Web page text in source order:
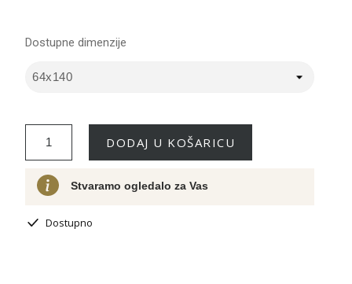
Dostupne dimenzije
DODAJ U KOŠARICU
Stvaramo ogledalo za Vas
Dostupno